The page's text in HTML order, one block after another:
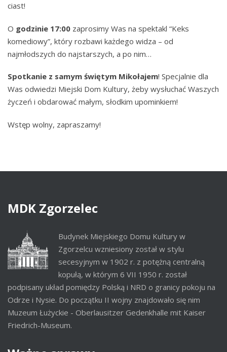
ciast!
O godzinie 17:00 zaprosimy Was na spektakl “Keks
komediowy”, który rozbawi każdego widza – od
najmłodszych do najstarszych, a po nim…
Spotkanie z samym świętym Mikołajem! Specjalnie dla
Was odwiedzi Miejski Dom Kultury, żeby wysłuchać Waszych
życzeń i obdarować małym, słodkim upominkiem!
Wstęp wolny, zapraszamy!
MDK Zgorzelec
Budynek Miejskiego Domu Kultury w
Zgorzelcu wzniesiony został w stylu
secesyjnym w 1902 r. z potężną centralną
kopułą, w którym 6 VII 1950 r. został
podpisany układ pomiędzy Polską i NRD o granicy pokoju na
Odrze i Nysie. Do początku II wojny znajdowało się nim
Muzeum Łużyckie - Oberlausitzer Gedenkhalle mit Kaiser
Friedrich-Museum.